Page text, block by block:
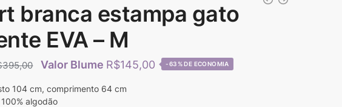
branca estampa gato
EVA – M
395,00 R$145,00 -63%
104 cm, comprimento 64 cm
algodão